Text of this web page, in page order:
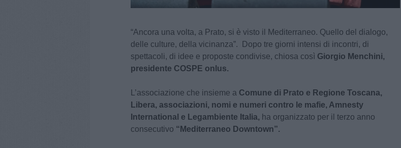
“Ancora una volta, a Prato, si è visto il Mediterraneo. Quello del dialogo,
delle culture, della vicinanza”. Dopo tre giorni intensi di incontri, di
spettacoli, di idee e proposte condivise, chiosa così Giorgio Menchini,
presidente COSPE onlus.
L’associazione che insieme a Comune di Prato e Regione Toscana,
Libera, associazioni, nomi e numeri contro le mafie, Amnesty
International e Legambiente Italia, ha organizzato per il terzo anno
consecutivo “Mediterraneo Downtown”.